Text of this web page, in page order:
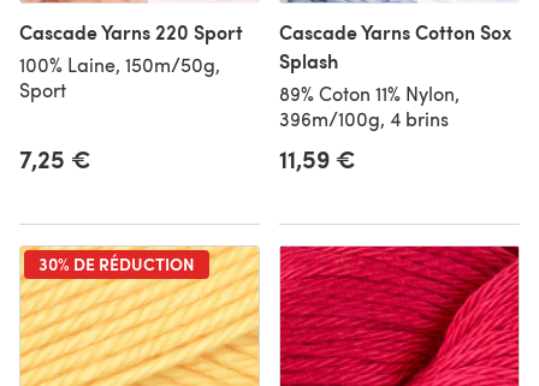
Cascade Yarns 220 Sport
100% Laine, 150m/50g,
Sport
7,25 €
Cascade Yarns Cotton Sox
Splash
89% Coton 11% Nylon,
396m/100g, 4 brins
11,59 €
30% DE RÉDUCTION